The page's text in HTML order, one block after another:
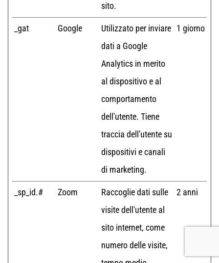
sito.
_gat Google
Utilizzato per inviare
dati a Google
Analytics in merito
al dispositivo e al
comportamento
dell'utente. Tiene
traccia dell'utente su
dispositivi e canali
di marketing.
1 giorno
_sp_id.# Zoom
Raccoglie dati sulle
visite dell'utente al
sito internet, come
numero delle visite,
2 anni